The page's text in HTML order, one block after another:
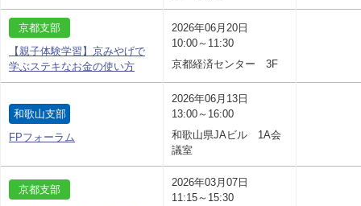
京都支部
【親子体験学習】京みやげで
学ぶステキなお金の使い方
2026年06月20日
10:00～11:30
京都経済センター 3F
和歌山支部
FPフォーラム
2026年06月13日
13:00～16:00
和歌山県JAビル 1A会
議室
京都支部
2026年03月07日
11:15～15:30